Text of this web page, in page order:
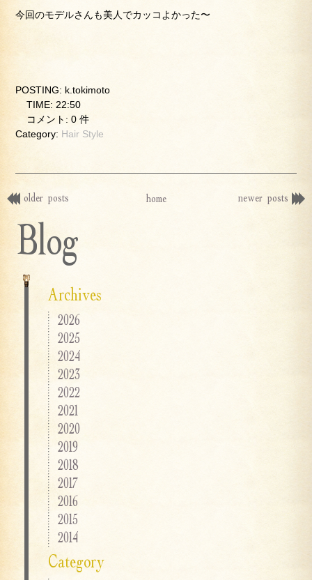
今回のモデルさんも美人でカッコよかった〜
POSTING: k.tokimoto
TIME: 22:50
コメント: 0 件
Category: Hair Style
newer posts
older posts home
Blog
Archives
2026
2025
2024
2023
2022
2021
2020
2019
2018
2017
2016
2015
2014
Category